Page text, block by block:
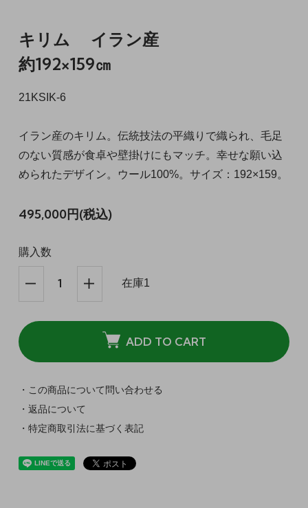
キリム イラン産
約192×159㎝
21KSIK-6
イラン産のキリム。伝統技法の平織りで織られ、毛足
のない質感が食卓や壁掛けにもマッチ。幸せな願い込
められたデザイン。ウール100%。サイズ：192×159。
495,000円(税込)
購入数
在庫1
ADD TO CART
・この商品について問い合わせる
・返品について
・特定商取引法に基づく表記